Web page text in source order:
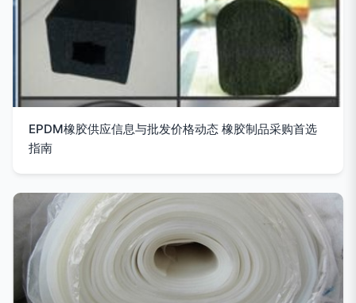
EPDM橡胶供应信息与批发价格动态 橡胶制品采购首选
指南